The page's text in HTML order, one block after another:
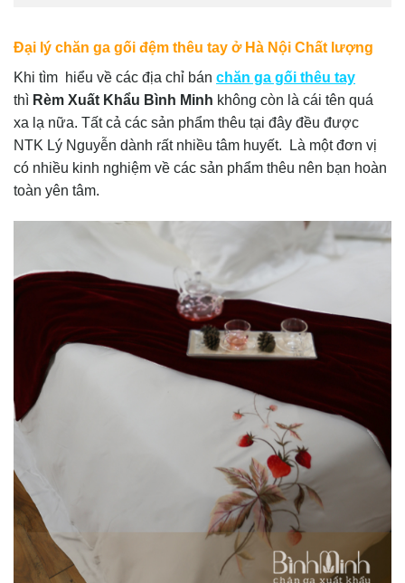
Đại lý chăn ga gối đệm thêu tay ở Hà Nội Chất lượng
Khi tìm hiểu về các địa chỉ bán chăn ga gối thêu tay
thì Rèm Xuất Khẩu Bình Minh không còn là cái tên quá
xa lạ nữa. Tất cả các sản phẩm thêu tại đây đều được
NTK Lý Nguyễn dành rất nhiều tâm huyết. Là một đơn vị
có nhiều kinh nghiệm về các sản phẩm thêu nên bạn hoàn
toàn yên tâm.